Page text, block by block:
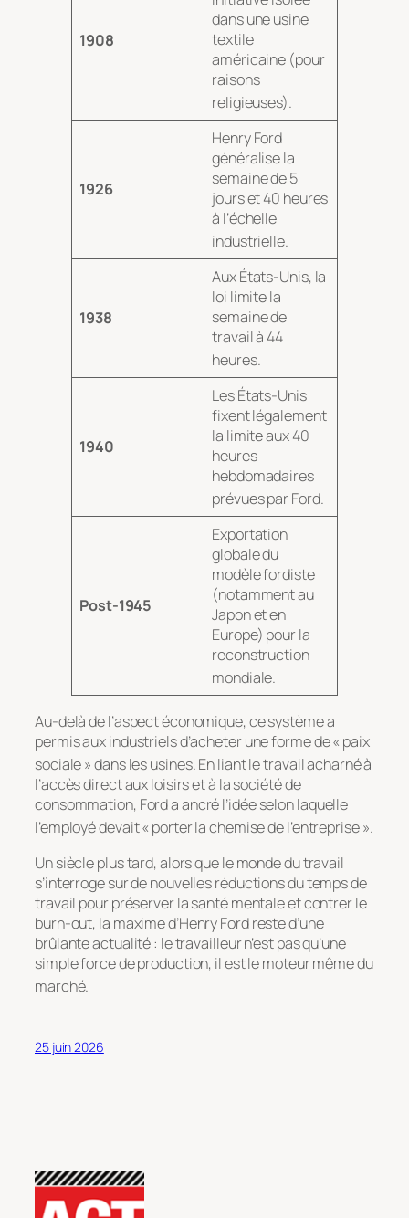
1908
dans une usine
textile
américaine (pour
raisons
religieuses).
1926
Henry Ford
généralise la
semaine de 5
jours et 40 heures
à l’échelle
industrielle.
1938
Aux États-Unis, la
loi limite la
semaine de
travail à 44
heures.
1940
Les États-Unis
fixent légalement
la limite aux 40
heures
hebdomadaires
prévues par Ford.
Post-1945
Exportation
globale du
modèle fordiste
(notamment au
Japon et en
Europe) pour la
reconstruction
mondiale.
Au-delà de l’aspect économique, ce système a
permis aux industriels d’acheter une forme de « paix
sociale » dans les usines. En liant le travail acharné à
l’accès direct aux loisirs et à la société de
consommation, Ford a ancré l’idée selon laquelle
l’employé devait « porter la chemise de l’entreprise ».
Un siècle plus tard, alors que le monde du travail
s’interroge sur de nouvelles réductions du temps de
travail pour préserver la santé mentale et contrer le
burn-out, la maxime d’Henry Ford reste d’une
brûlante actualité : le travailleur n’est pas qu’une
simple force de production, il est le moteur même du
marché.
25 juin 2026